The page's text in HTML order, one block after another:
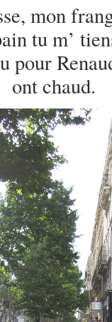
mon
tu m’
ont chaud.